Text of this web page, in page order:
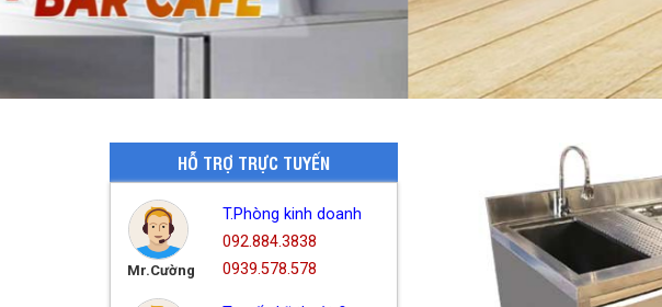
HỖ TRỢ TRỰC TUYẾN
Mr.Cường
T.Phòng kinh doanh
092.884.3838
0939.578.578